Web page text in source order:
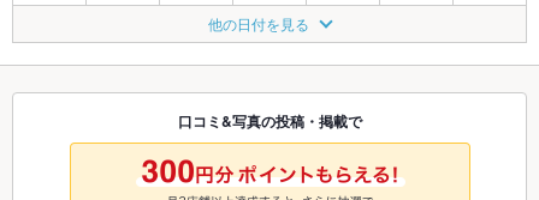
◎ ◎
8/23
◎
8/24
◎
8/25
◎ ◎ ◎
8/28 8/29 8/30
◎
8/31
◎
9/1
◎
9/2 9/3
9/6
◎ ◎ ◎ ◎
他の日付を見る
口コミ&写真の投稿・掲載で